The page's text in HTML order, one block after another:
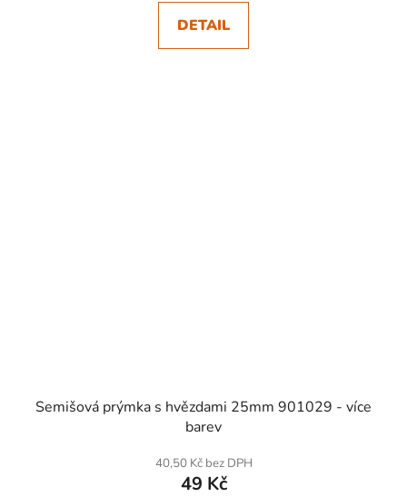
DETAIL
Semišová prýmka s hvězdami 25mm 901029 - více
barev
40,50 Kč bez DPH
49 Kč